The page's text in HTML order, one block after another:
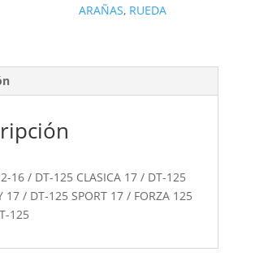
ARAÑAS, RUEDA
16 / DT-125 CLASICA 17 / DT-125
17 / DT-125 SPORT 17 / FORZA 125
125